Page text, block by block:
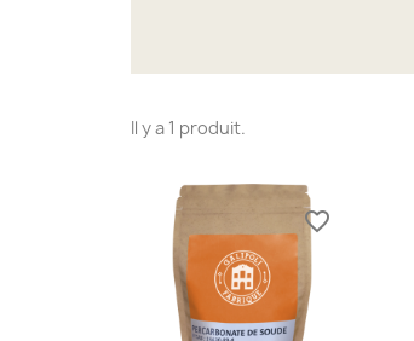
Il y a 1 produit.
favorite_border